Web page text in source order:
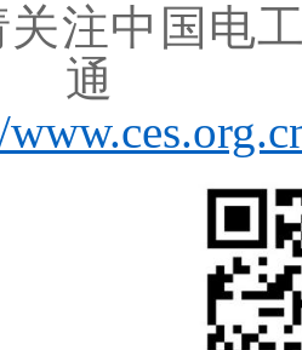
注中国电
通